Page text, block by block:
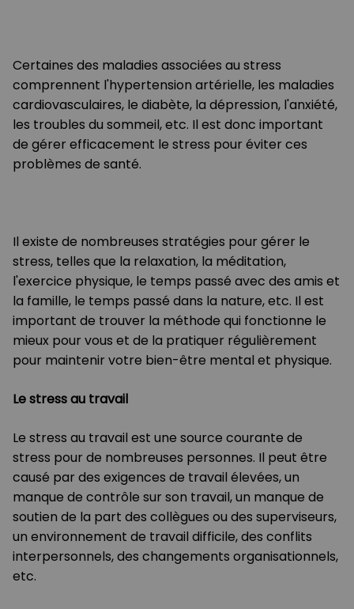
Certaines des maladies associées au stress
comprennent l'hypertension artérielle, les maladies
cardiovasculaires, le diabète, la dépression, l'anxiété,
les troubles du sommeil, etc. Il est donc important
de gérer efficacement le stress pour éviter ces
problèmes de santé.
Il existe de nombreuses stratégies pour gérer le
stress, telles que la relaxation, la méditation,
l'exercice physique, le temps passé avec des amis et
la famille, le temps passé dans la nature, etc. Il est
important de trouver la méthode qui fonctionne le
mieux pour vous et de la pratiquer régulièrement
pour maintenir votre bien-être mental et physique.
Le stress au travail
Le stress au travail est une source courante de
stress pour de nombreuses personnes. Il peut être
causé par des exigences de travail élevées, un
manque de contrôle sur son travail, un manque de
soutien de la part des collègues ou des superviseurs,
un environnement de travail difficile, des conflits
interpersonnels, des changements organisationnels,
etc.